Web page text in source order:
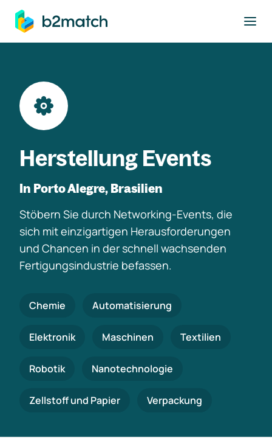
springen
Herstellung Events
In Porto Alegre, Brasilien
Stöbern Sie durch Networking-Events, die
sich mit einzigartigen Herausforderungen
und Chancen in der schnell wachsenden
Fertigungsindustrie befassen.
Chemie Automatisierung
Elektronik Maschinen Textilien
Robotik Nanotechnologie
Zellstoff und Papier Verpackung